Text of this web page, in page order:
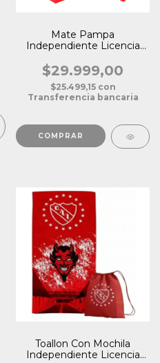
Mate Pampa
Independiente Licencia
$29.999,00
$25.499,15 con
Transferencia bancaria
Toallon Con Mochila
Independiente Licencia